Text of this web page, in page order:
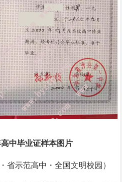
中毕业证样本图片
省示范高中・全国文明校园）